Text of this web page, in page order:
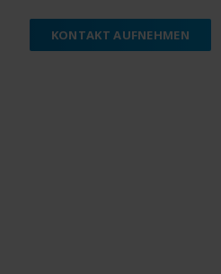
KONTAKT AUFNEHMEN